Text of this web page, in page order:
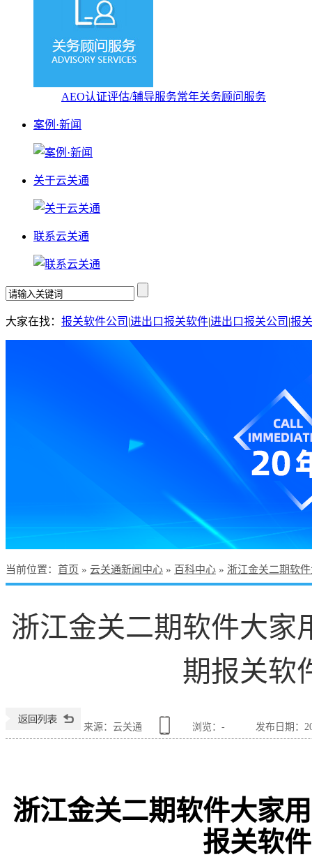
AEO认证评估/辅导服务常年关务顾问服务
案例·新闻
关于云关通
联系云关通
大家在找： 报关软件公司 |进出口报关软件|进出口报关公司 |报
当前位置： 首页 » 云关通新闻中心 » 百科中心 » 浙江金关二期软
浙江金关二期软件大家
期报关软
来源：云关通 浏览： - 发布日期：
浙江金关二期软件大家
报关软